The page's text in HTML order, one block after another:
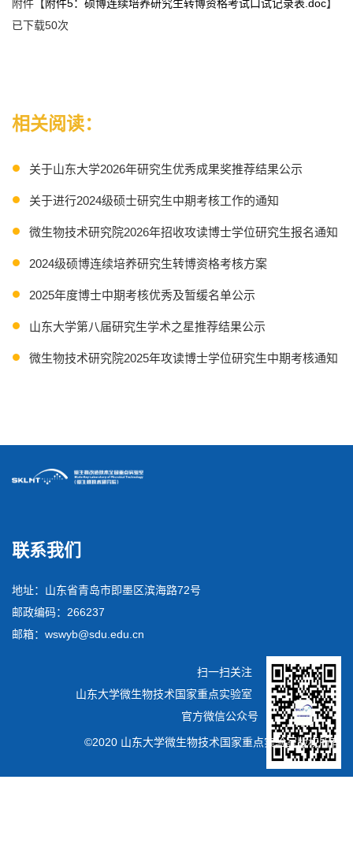
附件【 附件5：硕博连续培养研究生转博资格考试口试记录表.doc】
已下载50次
相关阅读：
关于山东大学2026年研究生优秀成果奖推荐结果公示
关于进行2024级硕士研究生中期考核工作的通知
微生物技术研究院2026年招收攻读博士学位研究生报名通知
2024级硕博连续培养研究生转博资格考核方案
2025年度博士中期考核优秀及暂缓名单公示
山东大学第八届研究生学术之星推荐结果公示
微生物技术研究院2025年攻读博士学位研究生中期考核通知
联系我们
地址：山东省青岛市即墨区滨海路72号
邮政编码：266237
邮箱：wswyb@sdu.edu.cn
扫一扫关注
山东大学微生物技术国家重点实验室
官方微信公众号
©2020 山东大学微生物技术国家重点实验室版权所有